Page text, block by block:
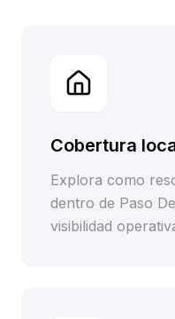
Cobertura
Explora como
dentro de Paso
visibilidad